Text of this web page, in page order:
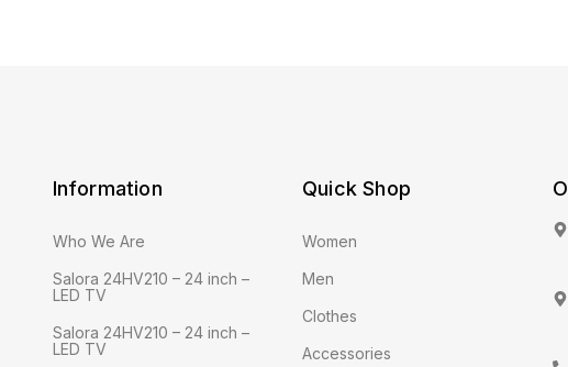
Information
Who We Are
Salora 24HV210 – 24 inch –
LED TV
Salora 24HV210 – 24 inch –
LED TV
Quick Shop
Women
Men
Clothes
Accessories